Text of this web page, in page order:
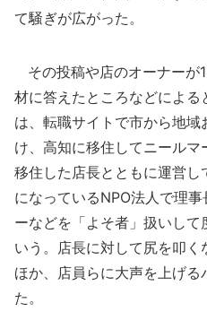
て騒ぎが広がった。
その投稿や店のオーナーが
材に答えたところなどによ
は、転職サイトで市から地
け、高知に移住してニール
移住した店長とともに運営
になっているNPO法人で理
ーなどを「よそ者」扱いし
いう。店長に対して尻を叩
ほか、店員らに大声を上げ
た。